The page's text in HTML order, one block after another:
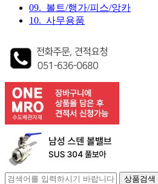
09. 볼트/행가/피스/앙카
10. 사무용품
상품검색